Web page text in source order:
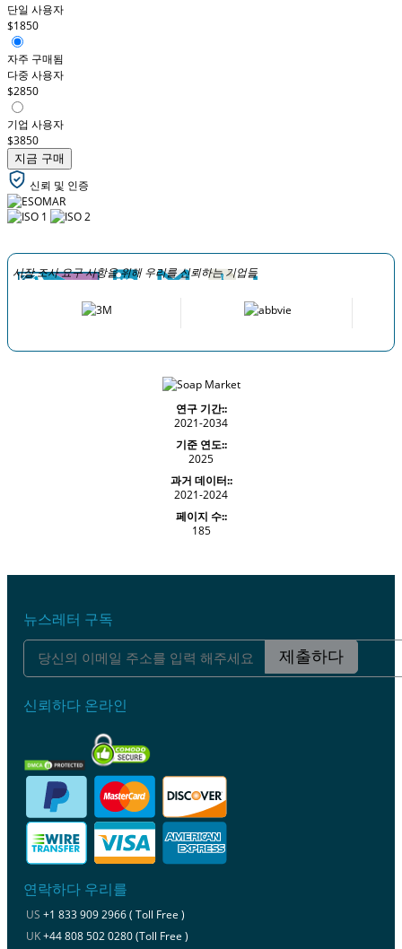
단일 사용자
$1850
자주 구매됨
다중 사용자
$2850
기업 사용자
$3850
지금 구매
신뢰 및 인증
시장 조사 요구 사항을 위해 우리를 신뢰하는 기업들
연구 기간::
2021-2034
기준 연도::
2025
과거 데이터::
2021-2024
페이지 수::
185
뉴스레터 구독
제출하다
신뢰하다 온라인
연락하다 우리를
US +1 833 909 2966 ( Toll Free )
UK+44 808 502 0280 (Toll Free )